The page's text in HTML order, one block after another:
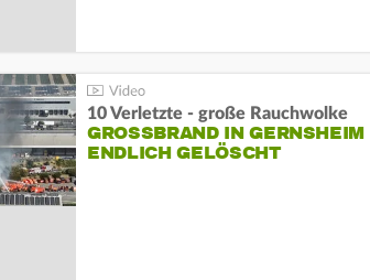
10 Verletzte - große Rauchwolke
GROSSBRAND IN GERNSHEIM E
NDLICH GELÖSCHT